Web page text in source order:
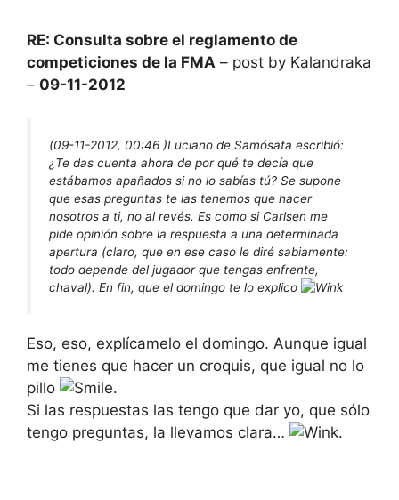
RE: Consulta sobre el reglamento de
competiciones de la FMA – post by Kalandraka
– 09-11-2012
(09-11-2012, 00:46 )Luciano de Samósata escribió:
¿Te das cuenta ahora de por qué te decía que
estábamos apañados si no lo sabías tú? Se supone
que esas preguntas te las tenemos que hacer
nosotros a ti, no al revés. Es como si Carlsen me
pide opinión sobre la respuesta a una determinada
apertura (claro, que en ese caso le diré sabiamente:
todo depende del jugador que tengas enfrente,
chaval). En fin, que el domingo te lo explico
Eso, eso, explícamelo el domingo. Aunque igual
me tienes que hacer un croquis, que igual no lo
pillo
.
Si las respuestas las tengo que dar yo, que sólo
tengo preguntas, la llevamos clara…
.